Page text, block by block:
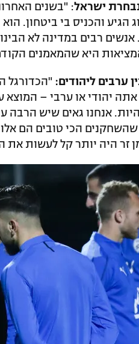
ישראל: "בשנים
הגיע והכניס בי ביטחון.
אנשים רבים במדינה לא
היא שהמאמנים
ערבים ליהודים: "הכדורגל
אנחנו גאים שיש
שהשחקנים הכי טובים הם
זר היה יותר קל לעשות את